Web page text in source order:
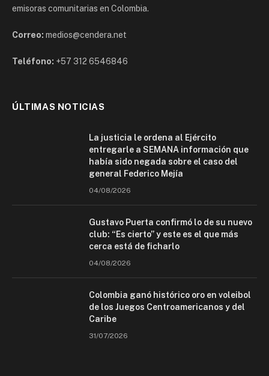
emisoras comunitarias en Colombia.
Correo: medios@cendera.net
Teléfono: +57 312 6546846
ÚLTIMAS NOTICIAS
La justicia le ordena al Ejército
entregarle a SEMANA información que
había sido negada sobre el caso del
general Federico Mejía
04/08/2026
Gustavo Puerta confirmó lo de su nuevo
club: “Es cierto” y este es el que más
cerca está de ficharlo
04/08/2026
Colombia ganó histórico oro en voleibol
de los Juegos Centroamericanos y del
Caribe
31/07/2026